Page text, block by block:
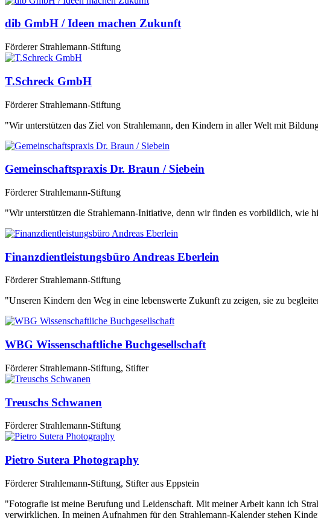
dib GmbH / Ideen machen Zukunft
Förderer Strahlemann-Stiftung
T.Schreck GmbH
Förderer Strahlemann-Stiftung
"Wir unterstützen das Ziel von Strahlemann, den Kindern in aller Welt mit
Gemeinschaftspraxis Dr. Braun / Siebein
Förderer Strahlemann-Stiftung
"Wir unterstützen die Strahlemann-Initiative, denn wir finden es vorbildlich, wie
Finanzdientleistungsbüro Andreas Eberlein
Förderer Strahlemann-Stiftung
"Unseren Kindern den Weg in eine lebenswerte Zukunft zu zeigen, sie zu
WBG Wissenschaftliche Buchgesellschaft
Förderer Strahlemann-Stiftung, Stifter
Treuschs Schwanen
Förderer Strahlemann-Stiftung
Pietro Sutera Photography
Förderer Strahlemann-Stiftung, Stifter aus Eppstein
"Fotografie ist meine Berufung und Leidenschaft. Mit meiner Arbeit kann ich
verwirklichen. In meinen Aufnahmen für den Strahlemann-Kalender stehen